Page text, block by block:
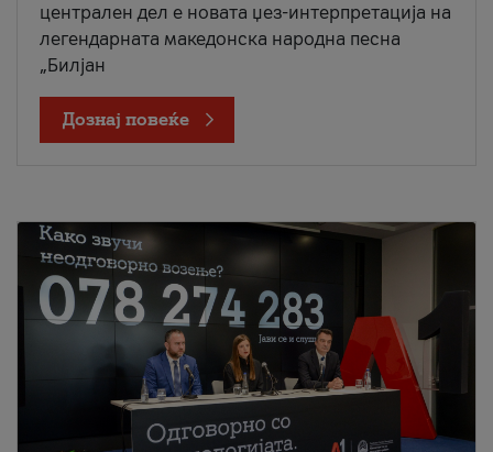
централен дел е новата џез-интерпретација на
легендарната македонска народна песна
„Билјан
Дознај повеќе